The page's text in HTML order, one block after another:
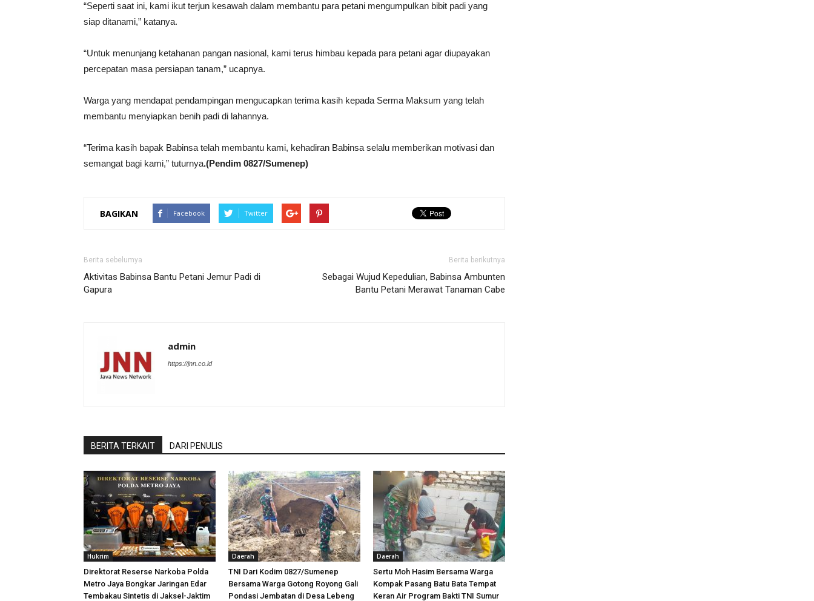
“Seperti saat ini, kami ikut terjun kesawah dalam membantu para petani mengumpulkan bibit padi yang
siap ditanami,” katanya.
“Untuk menunjang ketahanan pangan nasional, kami terus himbau kepada para petani agar diupayakan
percepatan masa persiapan tanam,” ucapnya.
Warga yang mendapat pendampingan mengucapkan terima kasih kepada Serma Maksum yang telah
membantu menyiapkan benih padi di lahannya.
“Terima kasih bapak Babinsa telah membantu kami, kehadiran Babinsa selalu memberikan motivasi dan
semangat bagi kami,” tuturnya.(Pendim 0827/Sumenep)
BAGIKAN Facebook Twitter
Berita sebelumya
Aktivitas Babinsa Bantu Petani Jemur Padi di
Gapura
Berita berikutnya
Sebagai Wujud Kepedulian, Babinsa Ambunten
Bantu Petani Merawat Tanaman Cabe
admin
https://jnn.co.id
BERITA TERKAIT DARI PENULIS
Hukrim
Direktorat Reserse Narkoba Polda
Metro Jaya Bongkar Jaringan Edar
Tembakau Sintetis di Jaksel-Jaktim
Daerah
TNI Dari Kodim 0827/Sumenep
Bersama Warga Gotong Royong Gali
Pondasi Jembatan di Desa Lebeng
Daerah
Sertu Moh Hasim Bersama Warga
Kompak Pasang Batu Bata Tempat
Keran Air Program Bakti TNI Sumur